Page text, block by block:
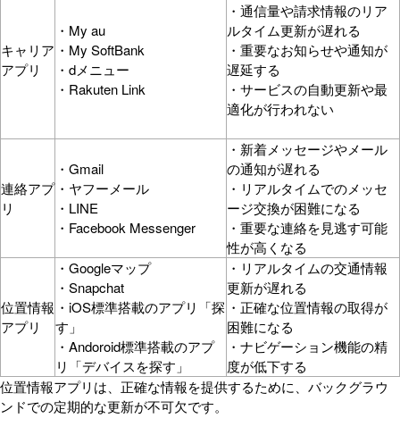
キャリア
アプリ
・My au
・My SoftBank
・dメニュー
・Rakuten Link
・通信量や請求情報のリア
ルタイム更新が遅れる
・重要なお知らせや通知が
遅延する
・サービスの自動更新や最
適化が行われない
連絡アプ
リ
・Gmail
・ヤフーメール
・LINE
・Facebook Messenger
・新着メッセージやメール
の通知が遅れる
・リアルタイムでのメッセ
ージ交換が困難になる
・重要な連絡を見逃す可能
性が高くなる
位置情報
アプリ
・Googleマップ
・Snapchat
・iOS標準搭載のアプリ「探
す」
・Andoroid標準搭載のアプ
リ「デバイスを探す」
・リアルタイムの交通情報
更新が遅れる
・正確な位置情報の取得が
困難になる
・ナビゲーション機能の精
度が低下する
位置情報アプリは、正確な情報を提供するために、バックグラウ
ンドでの定期的な更新が不可欠です。